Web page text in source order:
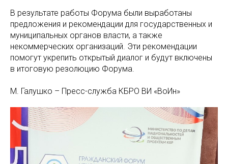
В результате работы Форума были выработаны
предложения и рекомендации для государственных и
муниципальных органов власти, а также
некоммерческих организаций. Эти рекомендации
помогут укрепить открытый диалог и будут включены
в итоговую резолюцию Форума.
М. Галушко – Пресс-служба КБРО ВИ «ВоИн»